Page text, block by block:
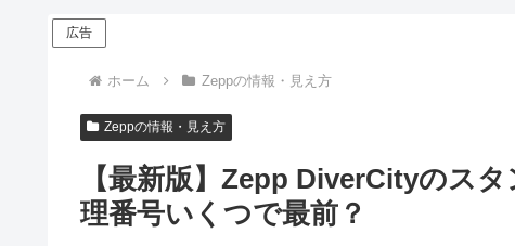
広告
ホーム Zeppの情報・見え方
Zeppの情報・見え方
【最新版】Zepp DiverCityのス
理番号いくつで最前？